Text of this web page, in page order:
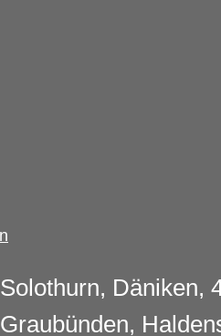
Solothurn, Däniken,
Graubünden,